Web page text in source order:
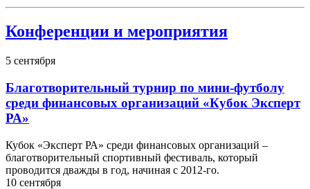
Конференции и мероприятия
5 сентября
Благотворительный турнир по мини-футболу
среди финансовых организаций «Кубок Эксперт
РА»
Кубок «Эксперт РА» среди финансовых организаций –
благотворительный спортивный фестиваль, который
проводится дважды в год, начиная с 2012-го.
10 сентября